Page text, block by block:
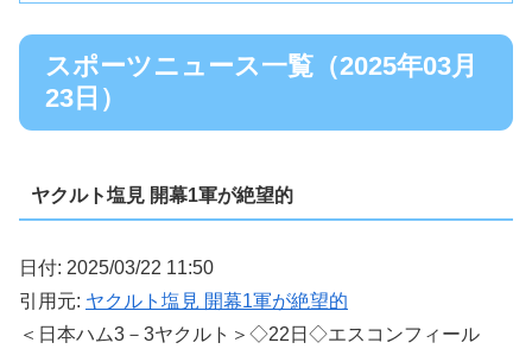
スポーツニュース一覧（2025年03月
23日）
ヤクルト塩見 開幕1軍が絶望的
日付: 2025/03/22 11:50
引用元: ヤクルト塩見 開幕1軍が絶望的
＜日本ハム3－3ヤクルト＞◇22日◇エスコンフィール